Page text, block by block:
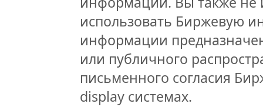
использовать Биржевую
информации
или публичного
письменного согласия
display системах.